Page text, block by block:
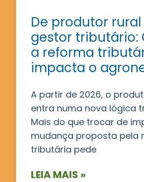
De produtor rural
gestor tributário:
a reforma
impacta o
A partir de 2026, o
entra numa nova lógica
Mais do que trocar de
mudança proposta pela
tributária pede
LEIA MAIS »